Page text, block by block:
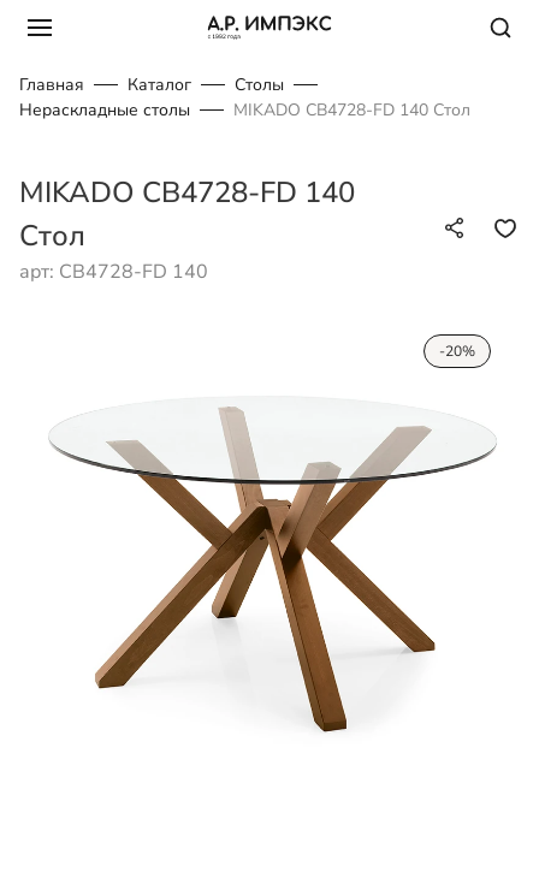
Главная Каталог
Столы
Нераскладные столы
MIKADO CB4728-FD 140 Стол
MIKADO CB4728-FD 140
Стол
арт: CB4728-FD 140
-20%